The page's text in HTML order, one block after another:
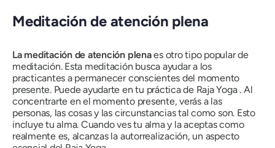
Meditación de atención plena
La meditación de atención plenaes otro tipo popular de
meditación. Esta meditación busca ayudar a los
practicantes a permanecer conscientes del momento
presente. Puede ayudarte en tu práctica de Raja Yoga. Al
concentrarte en el momento presente, verás a las
personas, las cosas y las circunstancias tal como son. Esto
incluye tu alma. Cuando ves tu alma y la aceptas como
realmente es, alcanzas la autorrealización, un aspecto